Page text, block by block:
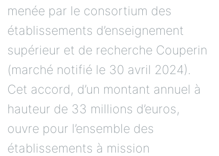
menée par le consortium des
établissements d’enseignement
supérieur et de recherche Couperin
(marché notifié le 30 avril 2024).
Cet accord, d’un montant annuel à
hauteur de 33 millions d’euros,
ouvre pour l’ensemble des
établissements à mission